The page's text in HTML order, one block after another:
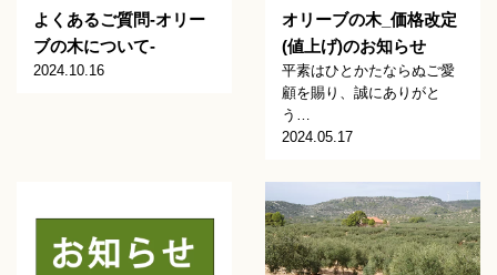
よくあるご質問-オリー
ブの木について-
2024.10.16
オリーブの木_価格改定
(値上げ)のお知らせ
平素はひとかたならぬご愛
顧を賜り、誠にありがと
う…
2024.05.17